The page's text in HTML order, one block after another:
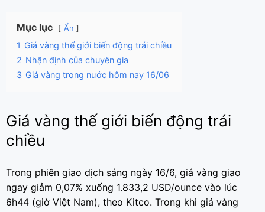
Mục lục Ẩn
1 Giá vàng thế giới biến động trái chiều
2 Nhận định của chuyên gia
3 Giá vàng trong nước hôm nay 16/06
Giá vàng thế giới biến động trái
chiều
Trong phiên giao dịch sáng ngày 16/6, giá vàng giao
ngay giảm 0,07% xuống 1.833,2 USD/ounce vào lúc
6h44 (giờ Việt Nam), theo Kitco. Trong khi giá vàng